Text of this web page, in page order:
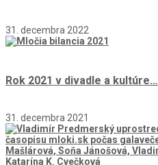
31. decembra 2022
Rok 2021 v divadle a kultúre…
31. decembra 2021